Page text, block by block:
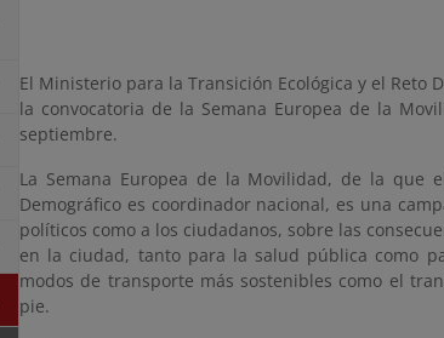
El Ministerio para la Transición Ecológica y el
la convocatoria de la Semana Europea de la
septiembre.
La Semana Europea de la Movilidad, de la que
Demográfico es coordinador nacional, es una
políticos como a los ciudadanos, sobre las
en la ciudad, tanto para la salud pública como
modos de transporte más sostenibles como el
pie.